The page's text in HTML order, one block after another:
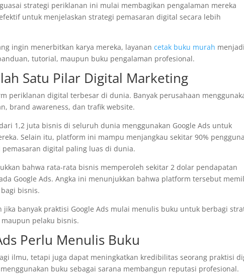
strategi periklanan ini mulai membagikan pengalaman mereka
untuk menjelaskan strategi pemasaran digital secara lebih
ingin menerbitkan karya mereka, layanancetak buku murah
tutorial, maupun buku pengalaman profesional.
Satu Pilar Digital Marketing
periklanan digital terbesar di dunia. Banyak perusahaan
brand awareness, dan trafik website.
1,2 juta bisnis di seluruh dunia menggunakan Google Ads untuk
Selain itu, platform ini mampu menjangkau sekitar 90%
digital paling luas di dunia.
bahwa rata-rata bisnis memperoleh sekitar 2 dolar pendapatan
Google Ads. Angka ini menunjukkan bahwa platform tersebut
bisnis.
banyak praktisi Google Ads mulai menulis buku untuk berbagi
pelaku bisnis.
Perlu Menulis Buku
ilmu, tetapi juga dapat meningkatkan kredibilitas seorang praktisi
buku sebagai sarana membangun reputasi profesional.